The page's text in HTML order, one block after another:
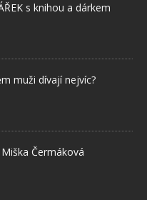
s knihou a dárkem
muži dívají nejvíc?
Čermáková